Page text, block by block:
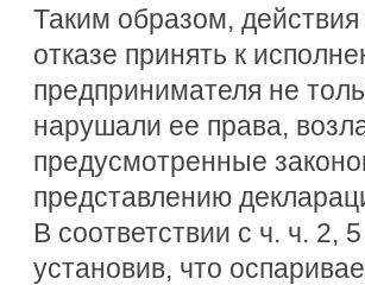
Таким образом,
отказе принять к
предпринимателя не
нарушали ее права,
предусмотренные
представлению
В соответствии с ч. ч.
установив, что